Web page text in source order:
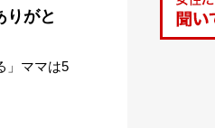
りがと
」ママは5